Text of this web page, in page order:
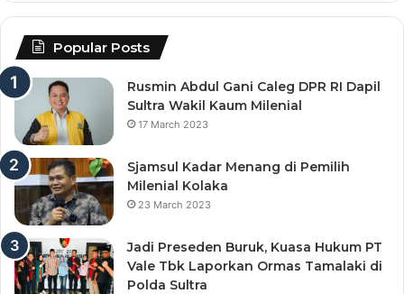
Popular Posts
Rusmin Abdul Gani Caleg DPR RI Dapil
Sultra Wakil Kaum Milenial
17 March 2023
Sjamsul Kadar Menang di Pemilih
Milenial Kolaka
23 March 2023
Jadi Preseden Buruk, Kuasa Hukum PT
Vale Tbk Laporkan Ormas Tamalaki di
Polda Sultra